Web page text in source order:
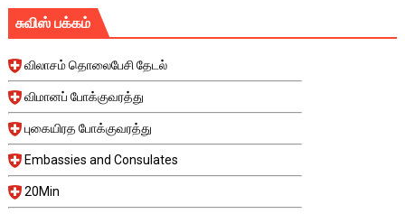
சுவிஸ் பக்கம்
விலாசம் தொலைபேசி தேடல்
விமானப் போக்குவரத்து
புகையிரத போக்குவரத்து
Embassies and Consulates
20Min